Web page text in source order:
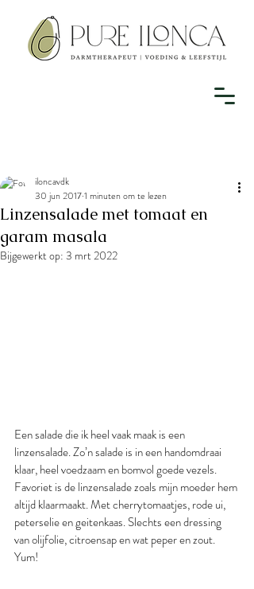
Linzensalade met tomaat en
garam masala
iloncavdk
30 jun 20171 minuten om te lezen
Bijgewerkt op: 3 mrt 2022
Een salade die ik heel vaak maak is een
linzensalade. Zo’n salade is in een handomdraai
klaar, heel voedzaam en bomvol goede vezels.
Favoriet is de linzensalade zoals mijn moeder hem
altijd klaarmaakt. Met cherrytomaatjes, rode ui,
peterselie en geitenkaas. Slechts een dressing
van olijfolie, citroensap en wat peper en zout.
Yum!